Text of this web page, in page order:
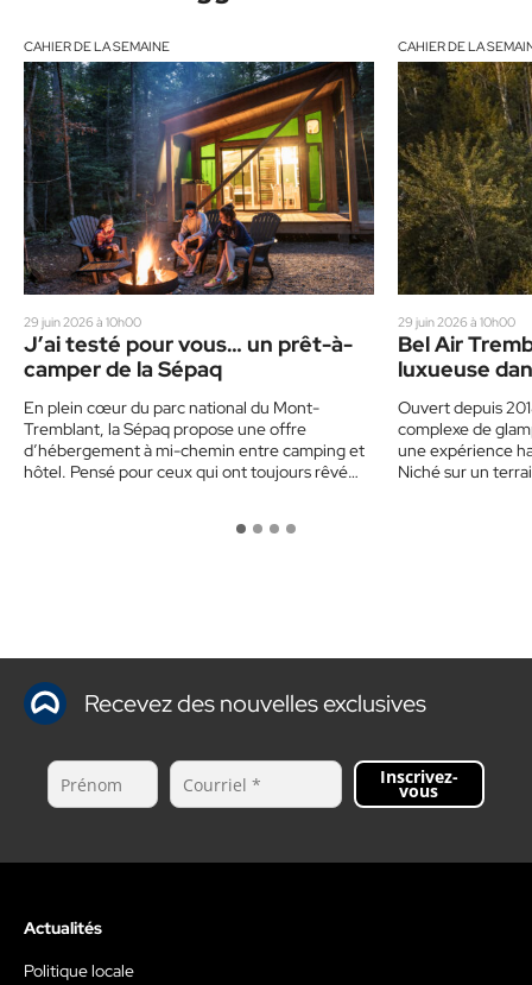
CAHIER DE LA SEMAINE
29 juin 2026 à 10h00
J’ai testé pour vous… un prêt-à-
camper de la Sépaq
En plein cœur du parc national du Mont-
Tremblant, la Sépaq propose une offre
d’hébergement à mi-chemin entre camping et
hôtel. Pensé pour ceux qui ont toujours rêvé
CAHIER DE LA
29 juin 2026 à 10h00
Bel Air
luxueuse
Ouvert depuis
complexe de
une expérience
Niché sur un
Recevez des nouvelles exclusives
Inscrivez-
vous
Actualités
Politique locale